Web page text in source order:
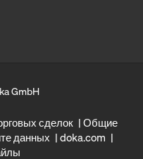
GmbH
сделок
Общие
данных
doka.com